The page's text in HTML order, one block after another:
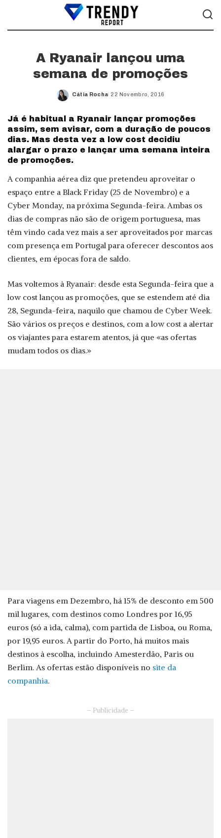
A Ryanair lançou uma
semana de promoções
Posted
Cátia Rocha 22 Novembro, 2016
Já é habitual a Ryanair lançar promoções
assim, sem avisar, com a duração de poucos
dias. Mas desta vez a low cost decidiu
alargar o prazo e lançar uma semana inteira
de promoções.
A companhia aérea diz que pretendeu aproveitar o
espaço entre a Black Friday (25 de Novembro) e a
Cyber Monday, na próxima Segunda-feira. Ambas os
dias de compras não são de origem portuguesa, mas
têm vindo cada vez mais a ser aproveitados por marcas
com presença em Portugal para oferecer descontos aos
clientes, em épocas fora de saldo.
Mas voltemos à Ryanair: desde esta Segunda-feira que a
low cost lançou as promoções, que se estendem até dia
28, Segunda-feira, naquilo que chamou de Cyber Week.
São vários os preços e destinos, com a low cost a alertar
os viajantes para estarem atentos, já que «as ofertas
mudam todos os dias.»
Para viagens em Dezembro, há 15% de desconto em 500
mil lugares, com destinos como Londres por 16,95
euros (só a ida, calma), com partida de Lisboa, ou Roma,
por 19,95 euros. A partir do Porto, há muitos mais
destinos à escolha, incluindo Amesterdão, Paris ou
Berlim. As ofertas estão disponíveis no site da
companhia.
– Publicidade –